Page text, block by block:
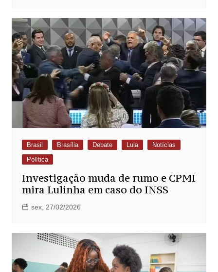
Brasil Brasília Debate Lula
Notícias
Política
Investigação muda de rumo e CPMI
mira Lulinha em caso do INSS
sex, 27/02/2026